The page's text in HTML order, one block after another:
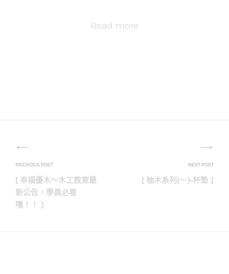
Read more
文
章
導
覽
[ 幸福優木～木工教室最
新公告，學員必看
嘿！！ ]
[ 柚木系列(一)–杯墊 ]